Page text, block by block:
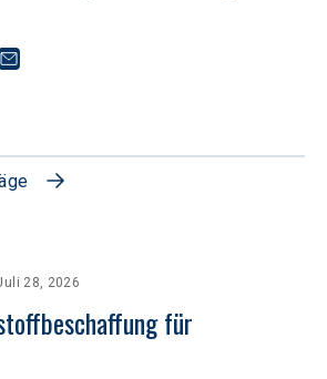
28, 2026
für